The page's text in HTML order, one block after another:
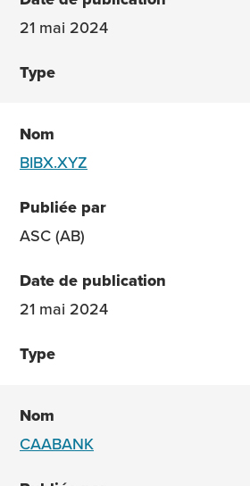
21 mai 2024
BIBX.XYZ
ASC (AB)
21 mai 2024
CAABANK